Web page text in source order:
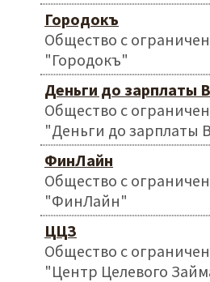
Городокъ
Общество с
"Городокъ"
Деньги до зарплаты
Общество с
"Деньги до зарплаты
ФинЛайн
Общество с
"ФинЛайн"
ЦЦЗ
Общество с
"Центр Целевого